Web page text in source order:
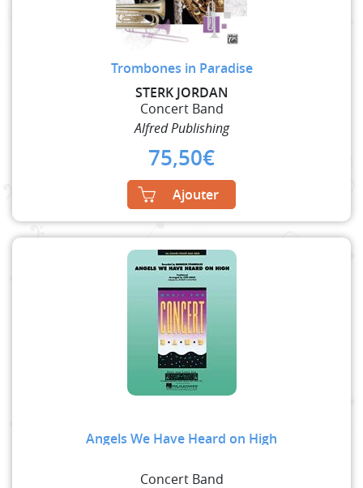
Trombones in Paradise
STERK JORDAN
Concert Band
Alfred Publishing
75,50€
Ajouter
Angels We Have Heard on High
Concert Band